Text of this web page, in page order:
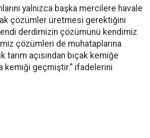
yalnızca başka mercilere havale
çözümler üretmesi gerektiğini
derdimizin çözümünü kendimiz
çözümleri de muhataplarına
tarım açısından bıçak kemiğe
kemiği geçmiştir.” ifadelerini